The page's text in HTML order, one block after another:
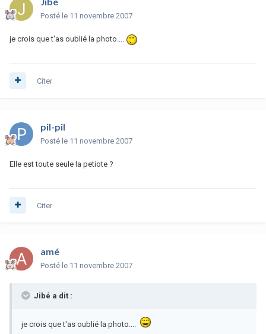
Posté le 11 novembre 2007
je crois que t'as oublié la photo....
Citer
pil-pil
Posté le 11 novembre 2007
Elle est toute seule la petiote ?
Citer
amé
Posté le 11 novembre 2007
Jibé a dit :
je crois que t'as oublié la photo....